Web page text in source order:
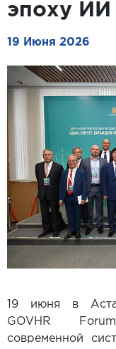
эпоху ИИ
19 Июня 2026
19 июня в
GOVHR
современной